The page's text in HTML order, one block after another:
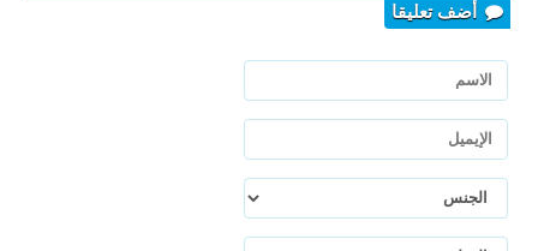
أضف تعليقا